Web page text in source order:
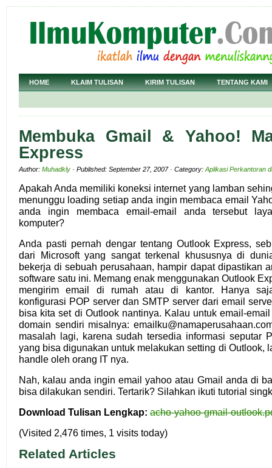
HOME KLAIM TULISAN KIRIM TULISAN TENTANG KAMI
Membuka Gmail & Yahoo!
Express
Author: Muhadkly · Published: September 27, 2007 · Category: Aplikasi Perkantoran
Apakah Anda memiliki koneksi internet yang lamban
menunggu loading setiap anda ingin membaca email
anda ingin membaca email-email anda tersebut
komputer?
Anda pasti pernah dengar tentang Outlook Express,
dari Microsoft yang sangat terkenal khususnya di
bekerja di sebuah perusahaan, hampir dapat dipastikan
software satu ini. Memang enak menggunakan Outlook
mengirim email di rumah atau di kantor. Hanya
konfigurasi POP server dan SMTP server dari email
bisa kita set di Outlook nantinya. Kalau untuk email-email
domain sendiri misalnya:
masalah lagi, karena sudah tersedia informasi seputar
yang bisa digunakan untuk melakukan setting di Outlook,
handle oleh orang IT nya.
Nah, kalau anda ingin email yahoo atau Gmail anda di
bisa dilakukan sendiri. Tertarik? Silahkan ikuti tutorial
Download Tulisan Lengkap: acho-yahoo-gmail-
(Visited 2,476 times, 1 visits today)
Related Articles